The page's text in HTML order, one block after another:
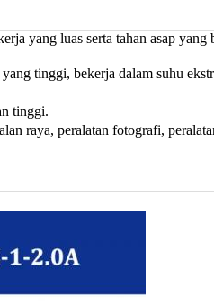
yang luas serta tahan asap yang
tinggi, bekerja dalam suhu
tinggi.
raya, peralatan fotografi,